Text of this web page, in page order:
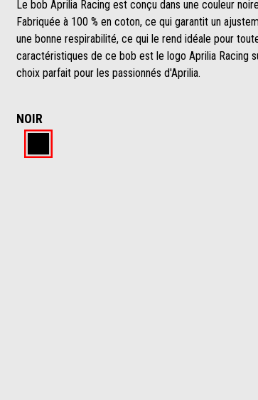
Le bob Aprilia Racing est conçu dans une couleur
Fabriquée à 100 % en coton, ce qui garantit un
une bonne respirabilité, ce qui le rend idéale pour
caractéristiques de ce bob est le logo Aprilia Racing
choix parfait pour les passionnés d'Aprilia.
NOIR